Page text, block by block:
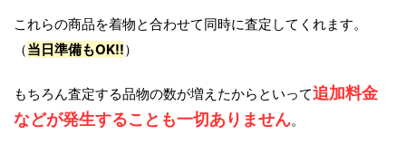
これらの商品を着物と合わせて同時に査定してくれます。
（当日準備もOK!!）
もちろん査定する品物の数が増えたからといって追加料金
などが発生することも一切ありません。